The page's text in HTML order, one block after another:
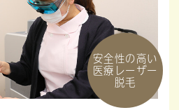
安全性の高い
医療レーザー
脱毛